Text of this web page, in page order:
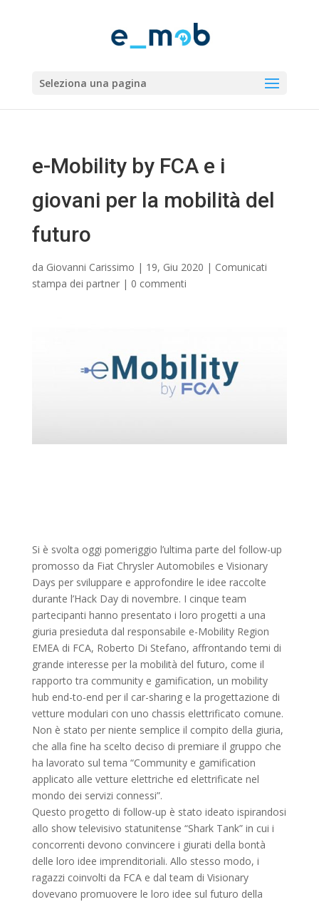
Seleziona una pagina
e-Mobility by FCA e i
giovani per la mobilità del
futuro
da Giovanni Carissimo | 19, Giu 2020 | Comunicati
stampa dei partner| 0 commenti
Si è svolta oggi pomeriggio l’ultima parte del follow-up
promosso da Fiat Chrysler Automobiles e Visionary
Days per sviluppare e approfondire le idee raccolte
durante l’Hack Day di novembre. I cinque team
partecipanti hanno presentato i loro progetti a una
giuria presieduta dal responsabile e-Mobility Region
EMEA di FCA, Roberto Di Stefano, affrontando temi di
grande interesse per la mobilità del futuro, come il
rapporto tra community e gamification, un mobility
hub end-to-end per il car-sharing e la progettazione di
vetture modulari con uno chassis elettrificato comune.
Non è stato per niente semplice il compito della giuria,
che alla fine ha scelto deciso di premiare il gruppo che
ha lavorato sul tema “Community e gamification
applicato alle vetture elettriche ed elettrificate nel
mondo dei servizi connessi”.
Questo progetto di follow-up è stato ideato ispirandosi
allo show televisivo statunitense “Shark Tank” in cui i
concorrenti devono convincere i giurati della bontà
delle loro idee imprenditoriali. Allo stesso modo, i
ragazzi coinvolti da FCA e dal team di Visionary
dovevano promuovere le loro idee sul futuro della